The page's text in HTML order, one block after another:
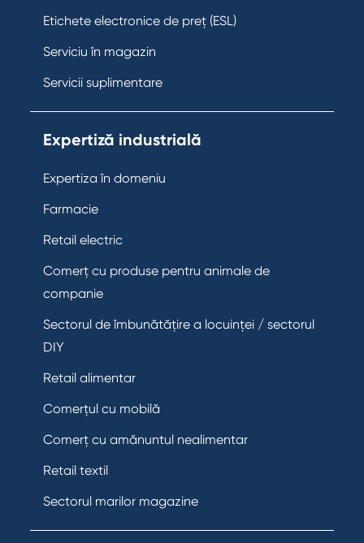
Etichete electronice de preț (ESL)
Serviciu în magazin
Servicii suplimentare
Expertiză industrială
Expertiza în domeniu
Farmacie
Retail electric
Comerț cu produse pentru animale de
companie
Sectorul de îmbunătățire a locuinței / sectorul
DIY
Retail alimentar
Comerțul cu mobilă
Comerț cu amănuntul nealimentar
Retail textil
Sectorul marilor magazine